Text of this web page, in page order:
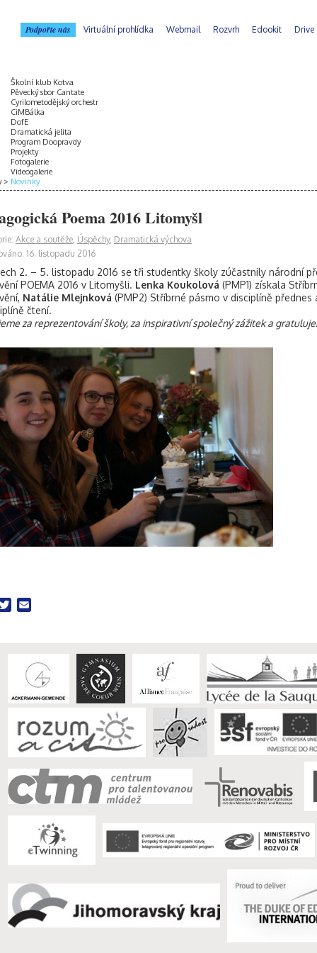
Podpořte nás Virtuální prohlídka Webmail Rozvrh Edookit Drive
Školní klub Kotva
Pěvecký sbor Cantate
Cyrilometodějský orchestr
CiMBálka
DofE
Dramatická jelita
Program Doopravdy
Projekty
Fotogalerie
Videogalerie
Novinky
Poema 2016 Litomyšl
Akce a soutěže, Úspěchy, Dramatická výchova
16. listopadu 2016
2. – 5. listopadu 2016 se tři studentky školy zúčastnily národní
POEMA 2016 v Litomyšli. Lenka Koukolová (PMP1) získala
Natálie Mlejnková (PMP2) Stříbrné pásmo v disciplíně přednes
čtení.
za reprezentování školy, za inspirativní společný zážitek a
Twitter